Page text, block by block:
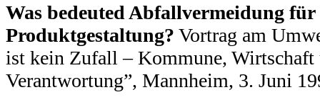
Was bedeuted Abfallvermeidung für
Produktgestaltung? Vortrag am
ist kein Zufall – Kommune, Wirtschaft
Verantwortung”, Mannheim, 3. Juni